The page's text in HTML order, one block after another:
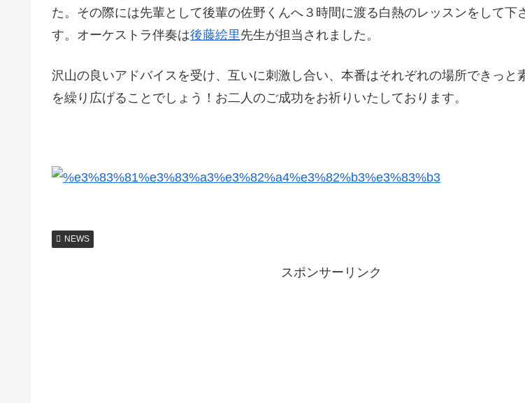
た。その際には先輩として後輩の佐野くんへ３時間に渡る白熱のレッスンをして下
す。オーケストラ伴奏は後藤絵里先生が担当されました。
沢山の良いアドバイスを受け、互いに刺激し合い、本番はそれぞれの場所できっと
を繰り広げることでしょう！お二人のご成功をお祈りいたしております。
NEWS
スポンサーリンク